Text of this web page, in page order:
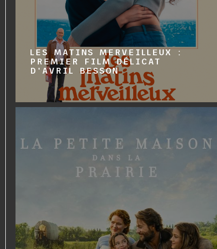
LES MATINS MERVEILLEUX :
PREMIER FILM DÉLICAT
D'AVRIL BESSON